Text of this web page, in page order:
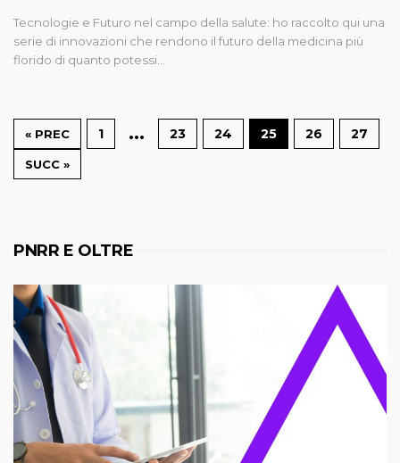
Tecnologie e Futuro nel campo della salute: ho raccolto qui una
serie di innovazioni che rendono il futuro della medicina più
florido di quanto potessi…
« PREC 1 … 23 24 25 26 27
SUCC »
PNRR E OLTRE